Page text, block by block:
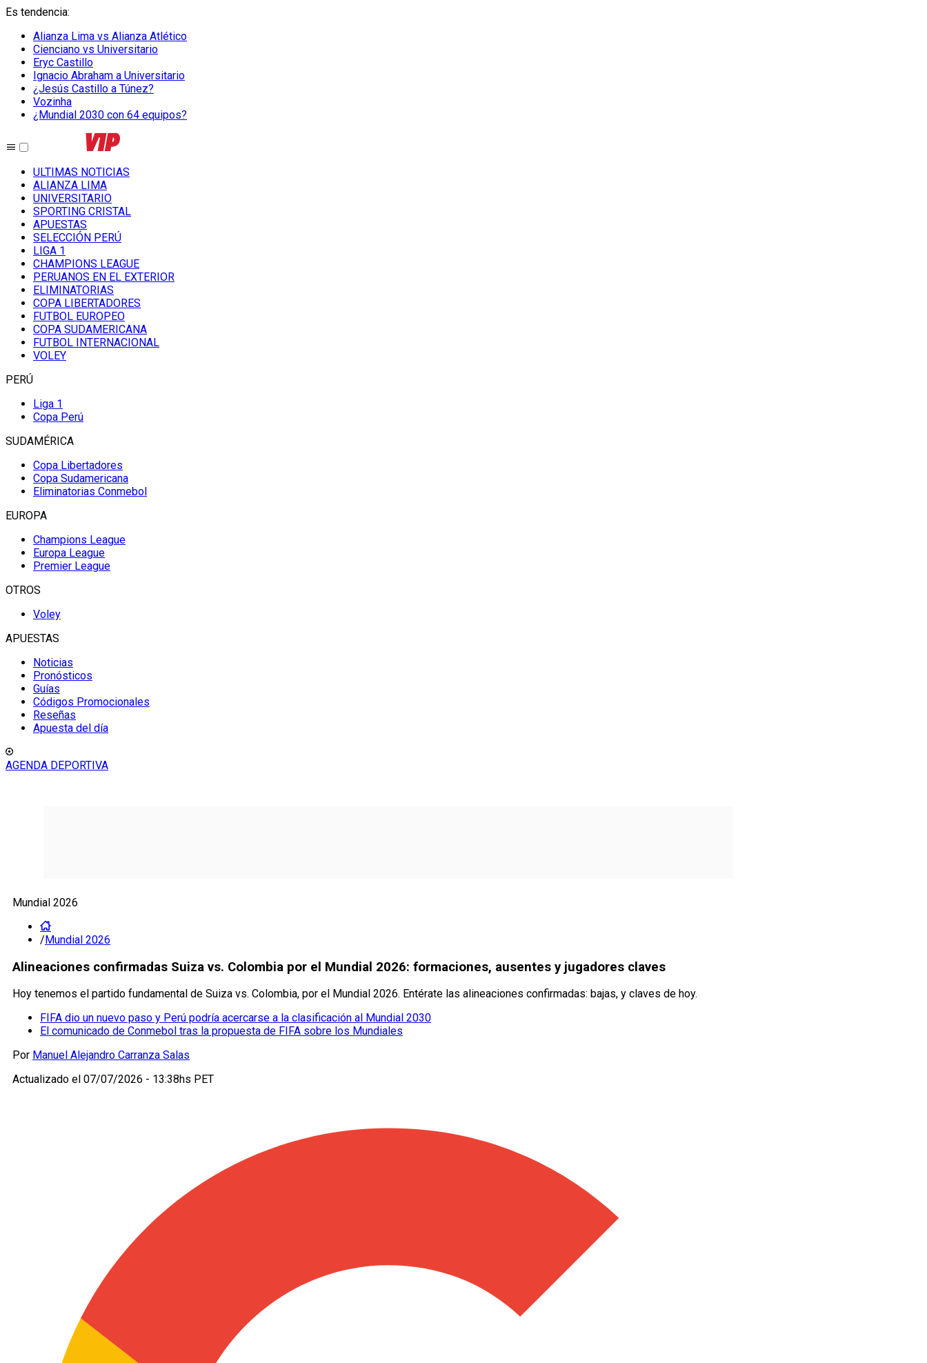
Es tendencia:
Alianza Lima vs Alianza Atlético
Cienciano vs Universitario
Eryc Castillo
Ignacio Abraham a Universitario
¿Jesús Castillo a Túnez?
Vozinha
¿Mundial 2030 con 64 equipos?
ULTIMAS NOTICIAS
ALIANZA LIMA
UNIVERSITARIO
SPORTING CRISTAL
APUESTAS
SELECCIÓN PERÚ
LIGA 1
CHAMPIONS LEAGUE
PERUANOS EN EL EXTERIOR
ELIMINATORIAS
COPA LIBERTADORES
FUTBOL EUROPEO
COPA SUDAMERICANA
FUTBOL INTERNACIONAL
VOLEY
PERÚ
Liga 1
Copa Perú
SUDAMÉRICA
Copa Libertadores
Copa Sudamericana
Eliminatorias Conmebol
EUROPA
Champions League
Europa League
Premier League
OTROS
Voley
APUESTAS
Noticias
Pronósticos
Guías
Códigos Promocionales
Reseñas
Apuesta del día
AGENDA DEPORTIVA
Mundial 2026
/Mundial 2026
Alineaciones confirmadas Suiza vs. Colombia por el Mundial 2026: formaciones, ausentes y jugadores claves
Hoy tenemos el partido fundamental de Suiza vs. Colombia, por el Mundial 2026. Entérate las alineaciones confirmadas: bajas, y claves de hoy.
FIFA dio un nuevo paso y Perú podría acercarse a la clasificación al Mundial 2030
El comunicado de Conmebol tras la propuesta de FIFA sobre los Mundiales
Por Manuel Alejandro Carranza Salas
Actualizado el 07/07/2026 - 13:38hs PET